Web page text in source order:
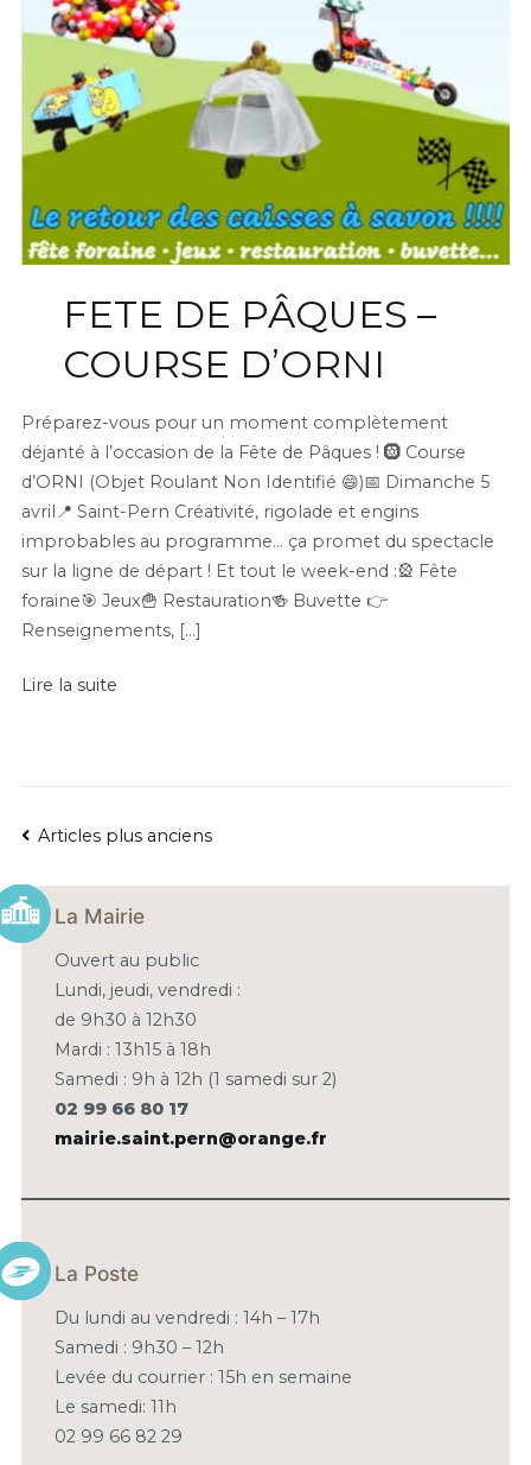
FETE DE PÂQUES –
COURSE D’ORNI
Préparez-vous pour un moment complètement
déjanté à l’occasion de la Fête de Pâques ! 🛞 Course
d’ORNI (Objet Roulant Non Identifié 😄)📅 Dimanche 5
avril📍 Saint-Pern Créativité, rigolade et engins
improbables au programme… ça promet du spectacle
sur la ligne de départ ! Et tout le week-end :🎡 Fête
foraine🎯 Jeux🍟 Restauration🍻 Buvette 👉
Renseignements, […]
Lire la suite
NAVIGATION
DES
ARTICLES
Articles plus anciens
La Mairie
Ouvert au public
Lundi, jeudi, vendredi :
de 9h30 à 12h30
Mardi : 13h15 à 18h
Samedi : 9h à 12h (1 samedi sur 2)
02 99 66 80 17
mairie.saint.pern@orange.fr
La Poste
Du lundi au vendredi : 14h – 17h
Samedi : 9h30 – 12h
Levée du courrier : 15h en semaine
Le samedi: 11h
02 99 66 82 29